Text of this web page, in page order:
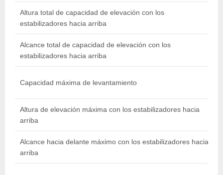
Altura total de capacidad de elevación con los
estabilizadores hacia arriba
Alcance total de capacidad de elevación con los
estabilizadores hacia arriba
Capacidad máxima de levantamiento
Altura de elevación máxima con los estabilizadores hacia
arriba
Alcance hacia delante máximo con los estabilizadores hacia
arriba